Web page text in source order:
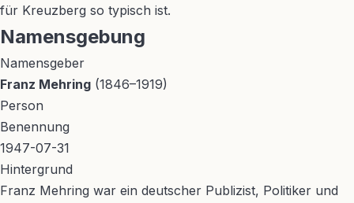
für Kreuzberg so typisch ist.
Namensgebung
Namensgeber
Franz Mehring (1846–1919)
Person
Benennung
1947-07-31
Hintergrund
Franz Mehring war ein deutscher Publizist, Politiker und